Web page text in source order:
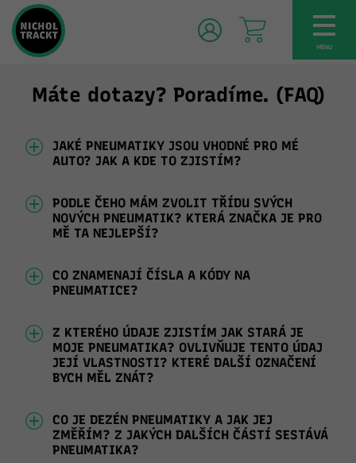
MENU
Máte dotazy? Poradíme. (FAQ)
JAKÉ PNEUMATIKY JSOU VHODNÉ PRO MÉ
AUTO? JAK A KDE TO ZJISTÍM?
PODLE ČEHO MÁM ZVOLIT TŘÍDU SVÝCH
NOVÝCH PNEUMATIK? KTERÁ ZNAČKA JE PRO
MĚ TA NEJLEPŠÍ?
CO ZNAMENAJÍ ČÍSLA A KÓDY NA
PNEUMATICE?
Z KTERÉHO ÚDAJE ZJISTÍM JAK STARÁ JE
MOJE PNEUMATIKA? OVLIVŇUJE TENTO ÚDAJ
JEJÍ VLASTNOSTI? KTERÉ DALŠÍ OZNAČENÍ
BYCH MĚL ZNÁT?
CO JE DEZÉN PNEUMATIKY A JAK JEJ
ZMĚŘÍM? Z JAKÝCH DALŠÍCH ČÁSTÍ SESTÁVÁ
PNEUMATIKA?